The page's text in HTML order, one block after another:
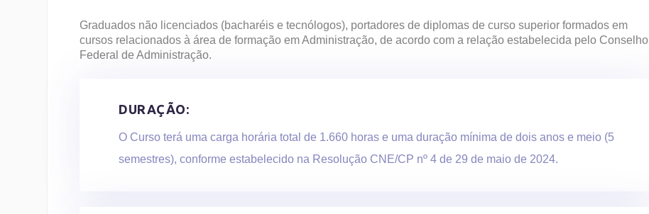
Graduados não licenciados (bacharéis e tecnólogos), portadores de diplomas de curso superior formados em
cursos relacionados à área de formação em Administração, de acordo com a relação estabelecida pelo Conselho
Federal de Administração.
DURAÇÃO:
O Curso terá uma carga horária total de 1.660 horas e uma duração mínima de dois anos e meio (5
semestres), conforme estabelecido na Resolução CNE/CP nº 4 de 29 de maio de 2024.